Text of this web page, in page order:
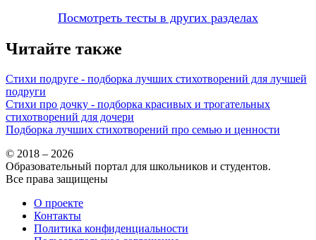
Посмотреть тесты в других разделах
Читайте также
Стихи подруге - подборка лучших стихотворений для лучшей
подруги
Стихи про дочку - подборка красивых и трогательных
стихотворений для дочери
Подборка лучших стихотворений про семью и ценности
© 2018 – 2026
Образовательный портал для школьников и студентов.
Все права защищены
О проекте
Контакты
Политика конфиденциальности